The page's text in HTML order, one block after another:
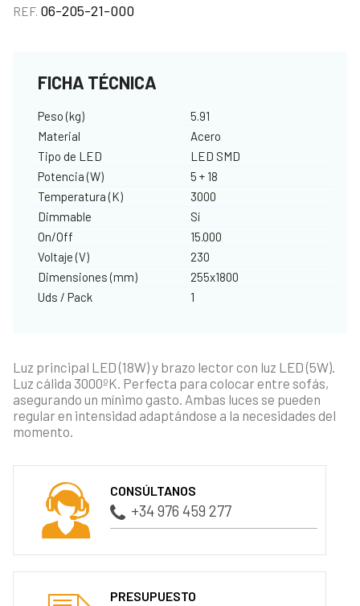
REF. 06-205-21-000
FICHA TÉCNICA
Peso (kg)
5.91
Material
Acero
Tipo de LED
LED SMD
Potencia (W)
5 + 18
Temperatura (K)
3000
Dimmable
Sí
On/Off
15.000
Voltaje (V)
230
Dimensiones (mm)
255x1800
Uds / Pack
1
Luz principal LED (18W) y brazo lector con luz LED (5W).
Luz cálida 3000ºK. Perfecta para colocar entre sofás,
asegurando un mínimo gasto. Ambas luces se pueden
regular en intensidad adaptándose a la necesidades del
momento.
CONSÚLTANOS
+34 976 459 277
PRESUPUESTO